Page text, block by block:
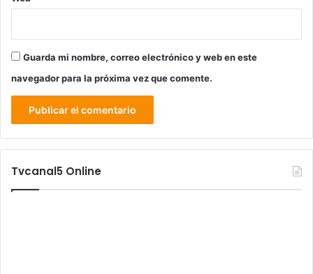
Guarda mi nombre, correo electrónico y web en este
navegador para la próxima vez que comente.
Tvcanal5 Online